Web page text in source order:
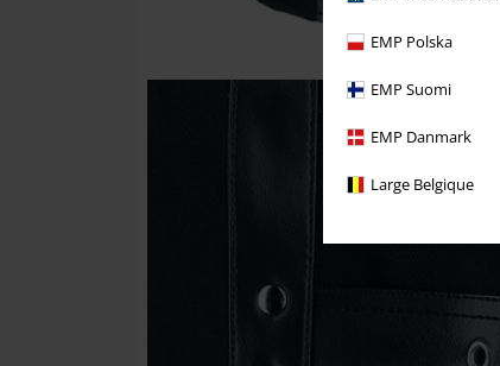
EMP Polska
EMP Suomi
EMP Danmark
Large Belgique